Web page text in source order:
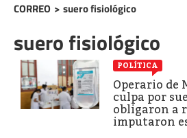
CORREO > suero fisiológico
suero fisiológico
POLÍTICA
Operario de
culpa por
obligaron a
imputaron